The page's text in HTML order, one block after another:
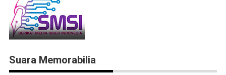
Suara Memorabilia